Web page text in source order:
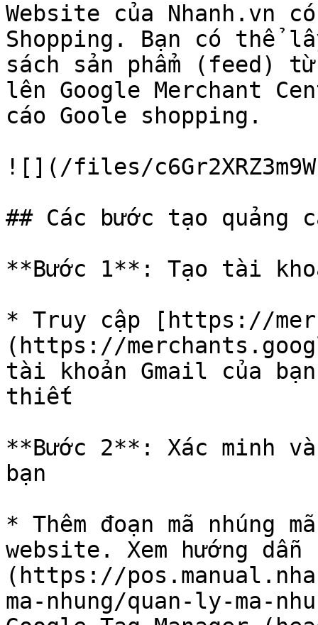
Website của Nhanh.vn
Shopping. Bạn có thể
sách sản phẩm (feed)
lên Google Merchant
cáo Goole shopping.
![](/files/
## Các bước tạo quảng
**Bước 1**: Tạo tài
* Truy cập [https://
(https://
tài khoản Gmail của
thiết
**Bước 2**: Xác minh
bạn
* Thêm đoạn mã nhúng
website. Xem hướng
(https://
ma-nhung/quan-ly-ma-